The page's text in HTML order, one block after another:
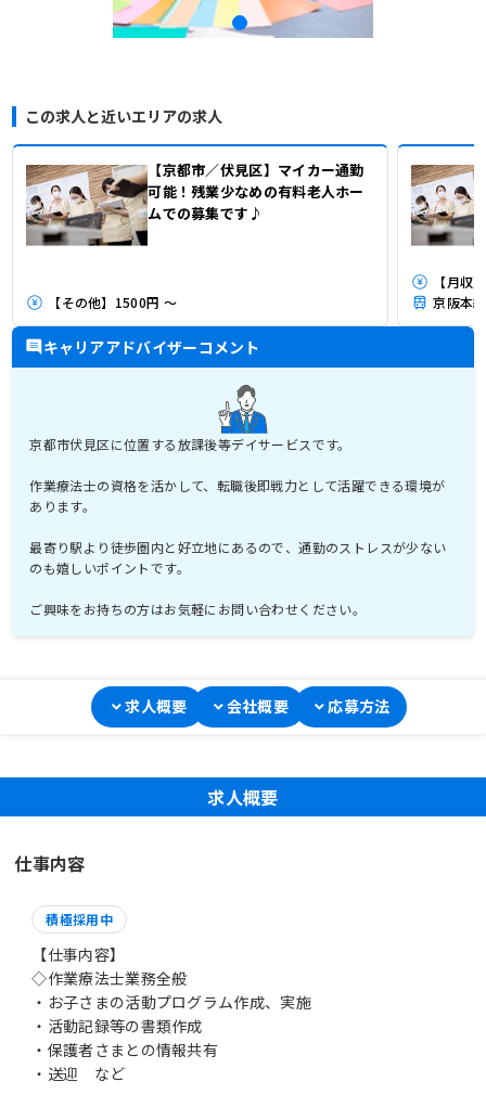
この求人と近いエリアの求人
【京都市／伏見区】マイカー通勤
可能！残業少なめの有料老人ホー
ムでの募集です♪
【その他】1500円 ～
【月収
京阪本
キャリアアドバイザーコメント
京都市伏見区に位置する放課後等デイサービスです。
作業療法士の資格を活かして、転職後即戦力として活躍できる環境が
あります。
最寄り駅より徒歩圏内と好立地にあるので、通勤のストレスが少ない
のも嬉しいポイントです。
ご興味をお持ちの方はお気軽にお問い合わせください。
求人概要 会社概要 応募方法
求人概要
仕事内容
積極採用中
【仕事内容】
◇作業療法士業務全般
・お子さまの活動プログラム作成、実施
・活動記録等の書類作成
・保護者さまとの情報共有
・送迎 など